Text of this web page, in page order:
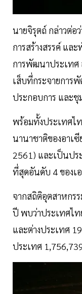
นายจิรุตถ์ กล่าวต่
การสร้างสรรค์ แล
การพัฒนาประเทศ
เส็บที่กระจายการ
ประกอบการ และ
พร้อมทั้งประเทศไ
นานาชาติของอาเ
2561) และเป็นปร
ที่สุดอันดับ 4 ของเ
จากสถิติอุตสาหกร
ปี พบว่าประเทศไ
และต่างประเทศ
ประเทศ